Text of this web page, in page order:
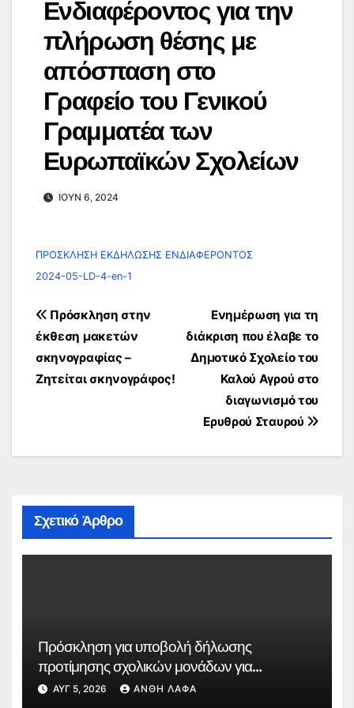
Ενδιαφέροντος για την
πλήρωση θέσης με
απόσπαση στο
Γραφείο του Γενικού
Γραμματέα των
Ευρωπαϊκών Σχολείων
ΙΟΎΝ 6, 2024
ΠΡΟΣΚΛΗΣΗ ΕΚΔΗΛΩΣΗΣ ΕΝΔΙΑΦΕΡΟΝΤΟΣ
2024-05-LD-4-en-1
Πλοήγηση
άρθρων
Ενημέρωση για τη
διάκριση που έλαβε το
Δημοτικό Σχολείο του
Καλού Αγρού στο
διαγωνισμό του
Ερυθρού Σταυρού
Πρόσκληση στην
έκθεση μακετών
σκηνογραφίας –
Ζητείται σκηνογράφος!
Σχετικό Άρθρο
Πρόσκληση για υποβολή δήλωσης
προτίμησης σχολικών μονάδων για
συμπλήρωση ωραρίου εκπαιδευτικών
ΑΥΓ 5, 2026 ΑΝΘΉ ΛΆΦΑ